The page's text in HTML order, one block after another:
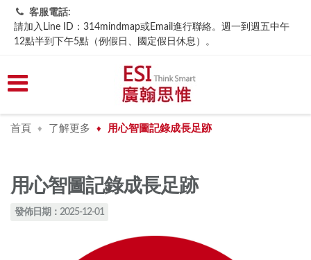
客服電話:
請加入Line ID：314mindmap或Email進行聯絡。週一到週五中午
12點半到下午5點（例假日、國定假日休息）。
首頁 ♦ 了解更多 ♦ 用心智圖記錄成長足跡
用心智圖記錄成長足跡
發佈日期：2025-12-01